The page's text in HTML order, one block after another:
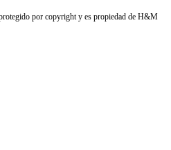
por copyright y es propiedad de H&M